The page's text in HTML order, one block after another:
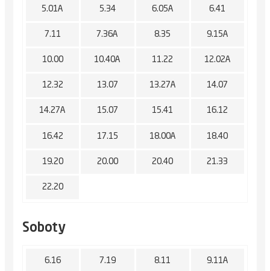
5.01A 5.34 6.05A 6.41
7.11 7.36A 8.35 9.15A
10.00 10.40A 11.22 12.02A
12.32 13.07 13.27A 14.07
14.27A 15.07 15.41 16.12
16.42 17.15 18.00A 18.40
19.20 20.00 20.40 21.33
22.20
Soboty
6.16 7.19 8.11 9.11A